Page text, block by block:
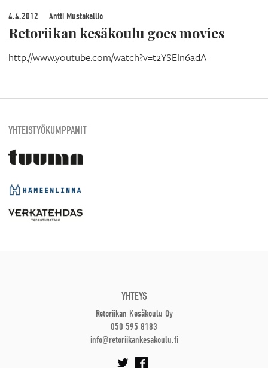
4.4.2012 Antti Mustakallio
Retoriikan kesäkoulu goes movies
http://www.youtube.com/watch?v=t2YSEIn6adA
YHTEISTYÖKUMPPANIT
YHTEYS
Retoriikan Kesäkoulu Oy
050 595 8183
info@retoriikankesakoulu.fi